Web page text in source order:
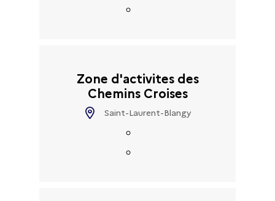
Zone d'activites des
Chemins Croises
Saint-Laurent-Blangy